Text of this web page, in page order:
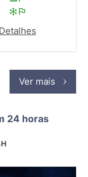
Detalhes
Ver mais
24 horas